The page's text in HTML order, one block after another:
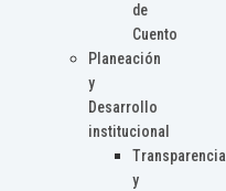
de
Cuento
Planeación
y
Desarrollo
institucional
Transparencia
y